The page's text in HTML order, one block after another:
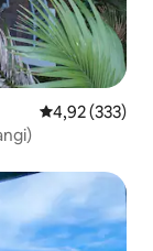
Calificación
4,92 (333)